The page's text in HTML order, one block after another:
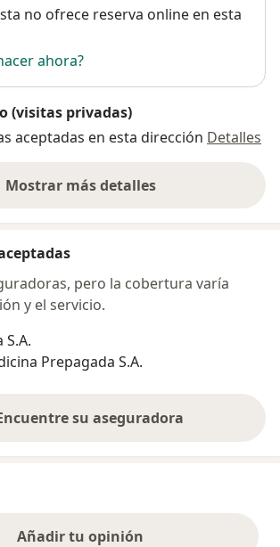
no ofrece reserva online en esta
ahora?
(visitas privadas)
aceptadas en esta dirección Detalles
Mostrar más detalles
sobre la dirección
pero la cobertura varía
y el servicio.
Prepagada S.A.
su aseguradora
Añadir tu opinión